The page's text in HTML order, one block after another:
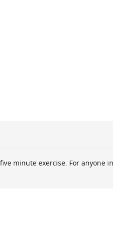
minute exercise. For anyone